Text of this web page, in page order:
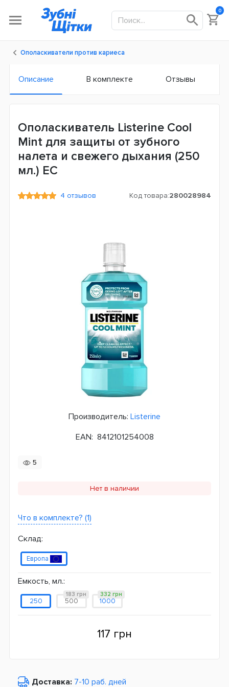
0
Ополаскиватели против кариеса
Описание В комплекте Отзывы
Ополаскиватель Listerine Cool
Mint для защиты от зубного
налета и свежего дыхания (250
мл.) ЕС
4 отзывов Код товара:280028984
Производитель: Listerine
EAN: 8412101254008
5
Нет в наличии
Что в комплекте? (1)
Склад:
Европа
Емкость, мл.:
250 500
183 грн
1000
332 грн
117 грн
Доставка: 7-10 раб. дней